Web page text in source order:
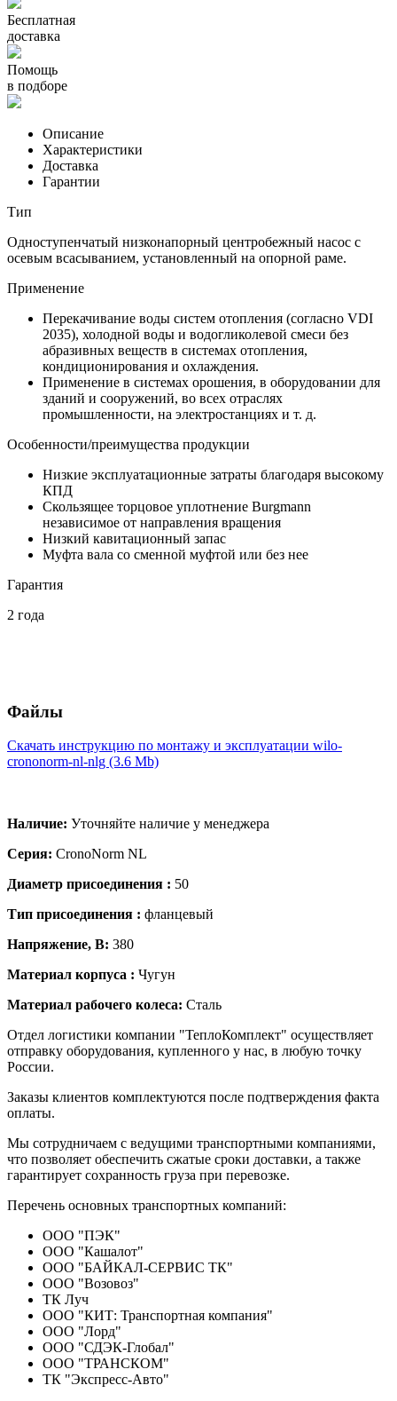
Бесплатная
доставка
Помощь
в подборе
Описание
Характеристики
Доставка
Гарантии
Тип
Одноступенчатый низконапорный центробежный насос с
осевым всасыванием, установленный на опорной раме.
Применение
Перекачивание воды систем отопления (согласно VDI
2035), холодной воды и водогликолевой смеси без
абразивных веществ в системах отопления,
кондиционирования и охлаждения.
Применение в системах орошения, в оборудовании для
зданий и сооружений, во всех отраслях
промышленности, на электростанциях и т. д.
Особенности/преимущества продукции
Низкие эксплуатационные затраты благодаря высокому
КПД
Скользящее торцовое уплотнение Burgmann
независимое от направления вращения
Низкий кавитационный запас
Муфта вала со сменной муфтой или без нее
Гарантия
2 года
Файлы
Скачать инструкцию по монтажу и эксплуатации wilo-
crononorm-nl-nlg (3.6 Mb)
Наличие: Уточняйте наличие у менеджера
Серия: CronoNorm NL
Диаметр присоединения : 50
Тип присоединения : фланцевый
Напряжение, В: 380
Материал корпуса : Чугун
Материал рабочего колеса: Сталь
Отдел логистики компании "ТеплоКомплект" осуществляет
отправку оборудования, купленного у нас, в любую точку
России.
Заказы клиентов комплектуются после подтверждения факта
оплаты.
Мы сотрудничаем с ведущими транспортными компаниями,
что позволяет обеспечить сжатые сроки доставки, а также
гарантирует сохранность груза при перевозке.
Перечень основных транспортных компаний:
ООО "ПЭК"
ООО "Кашалот"
ООО "БАЙКАЛ-СЕРВИС ТК"
ООО "Возовоз"
ТК Луч
ООО "КИТ: Транспортная компания"
ООО "Лорд"
ООО "СДЭК-Глобал"
ООО "ТРАНСКОМ"
ТК "Экспресс-Авто"